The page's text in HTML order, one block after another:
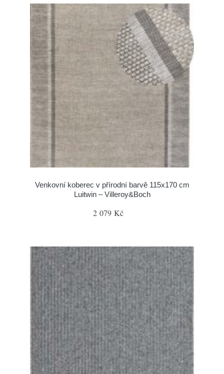
Venkovní koberec v přírodní barvě 115x170 cm
Luitwin – Villeroy&Boch
2 079 Kč